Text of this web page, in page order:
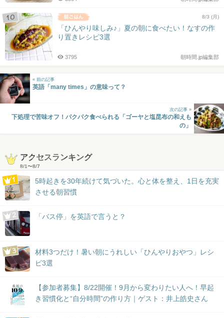
8/3 (月)
「ひんやり味しみ♪」夏の朝に食べたい！なすの作
り置きレシピ3選
朝時間.jp編集部
3795
« 前の記事
英語「many times」の意味って？
次の記事 »
下処理で苦味オフ！パクパク食べられる「ゴーヤと塩昆布の和えも
の」
アクセスランキング
8/1〜8/7
5時起きを30年続けて気づいた。心と体を整え、1日を充実
させる朝習慣
「バス停」を英語で言うと？
材料3つだけ！暑い朝にうれしい「ひんやりおやつ」レシ
ピ3選
【参加者募集】8/22開催！9月から変わりたい人へ！早起
き習慣化と“自分時間”の作り方｜ゲスト：井上皓史さん